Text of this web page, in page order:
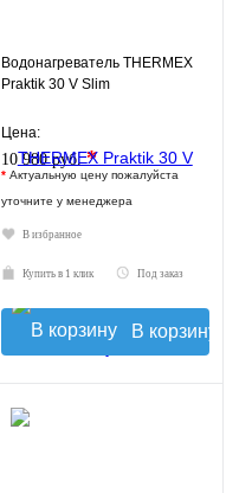
Водонагреватель THERMEX
Praktik 30 V Slim
Цена:
10 980 руб.*
* Актуальную цену пожалуйста
уточните у менеджера
В избранное
Купить в 1 клик Под заказ
В корзину